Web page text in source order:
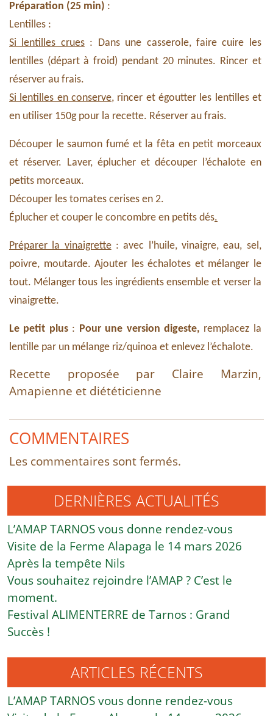
Préparation (25 min) :
Lentilles :
Si lentilles crues: Dans une casserole, faire cuire les
lentilles (départ à froid) pendant 20 minutes. Rincer et
réserver au frais.
Si lentilles en conserve, rincer et égoutter les lentilles et
en utiliser 150g pour la recette. Réserver au frais.
Découper le saumon fumé et la fêta en petit morceaux
et réserver. Laver, éplucher et découper l’échalote en
petits morceaux.
Découper les tomates cerises en 2.
Éplucher et couper le concombre en petits dés.
Préparer la vinaigrette: avec l’huile, vinaigre, eau, sel,
poivre, moutarde. Ajouter les échalotes et mélanger le
tout. Mélanger tous les ingrédients ensemble et verser la
vinaigrette.
Le petit plus: Pour une version digeste, remplacez la
lentille par un mélange riz/quinoa et enlevez l’échalote.
Recette proposée par Claire Marzin,
Amapienne et diététicienne
COMMENTAIRES
Les commentaires sont fermés.
DERNIÈRES ACTUALITÉS
L’AMAP TARNOS vous donne rendez-vous
Visite de la Ferme Alapaga le 14 mars 2026
Après la tempête Nils
Vous souhaitez rejoindre l’AMAP ? C’est le
moment.
Festival ALIMENTERRE de Tarnos : Grand
Succès !
ARTICLES RÉCENTS
L’AMAP TARNOS vous donne rendez-vous